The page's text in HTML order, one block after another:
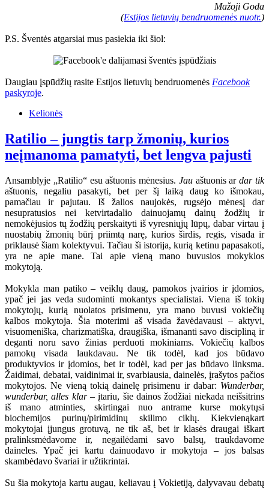
Mažoji Goda
(Estijos lietuvių bendruomenės nuotr.)
P.S. Šventės atgarsiai mus pasiekia iki šiol:
Daugiau įspūdžių rasite Estijos lietuvių bendruomenės Facebook
paskyroje.
Kelionės
Ratilio – jungtis tarp žmonių, kurios
neįmanoma pamatyti, bet lengva pajusti
Ansamblyje „Ratilio“ esu aštuonis mėnesius. Jauaštuonis ardar tik
aštuonis, negaliu pasakyti, bet per šį laiką daug ko išmokau,
pamačiau ir pajutau. Iš žalios naujokės, rugsėjo mėnesį dar
nesupratusios nei ketvirtadalio dainuojamų dainų žodžių ir
nemokėjusios tų žodžių perskaityti iš vyresniųjų lūpų, dabar virtau į
nuostabių žmonių būrį priimtą narę, kurios širdis, regis, visada ir
priklausė šiam kolektyvui. Tačiau ši istorija, kurią ketinu papasakoti,
yra ne apie mane. Tai apie vieną mano buvusios mokyklos
mokytoją.
Mokykla man patiko – veiklų daug, pamokos įvairios ir įdomios,
ypač jei jas veda sudominti mokantys specialistai. Viena iš tokių
mokytojų, kurią nuolatos prisimenu, yra mano buvusi vokiečių
kalbos mokytoja. Šia moterimi aš visada žavėdavausi – aktyvi,
visuomeniška, charizmatiška, draugiška, išmananti savo discipliną ir
deganti noru savo žinias perduoti mokiniams. Vokiečių kalbos
pamokų visada laukdavau. Ne tik todėl, kad jos būdavo
produktyvios ir įdomios, bet ir todėl, kad per jas būdavo linksma.
Žaidimai, debatai, vaidinimai ir, svarbiausia, dainelės, įrašytos pačios
mokytojos. Ne vieną tokią dainelę prisimenu ir dabar: Wunderbar,
wunderbar, alles klar– įtariu, šie dainos žodžiai niekada neišsitrins
iš mano atminties, skirtingai nuo antrame kurse mokytųsi
biochemijos purinų/pirimidinų skilimo ciklų. Kiekvienąkart
mokytojai įjungus grotuvą, ne tik aš, bet ir klasės draugai iškart
pralinksmėdavome ir, negailėdami savo balsų, traukdavome
daineles. Ypač jei kartu dainuodavo ir mokytoja – jos balsas
skambėdavo švariai ir užtikrintai.
Su šia mokytoja kartu augau, keliavau į Vokietiją, dalyvavau debatų